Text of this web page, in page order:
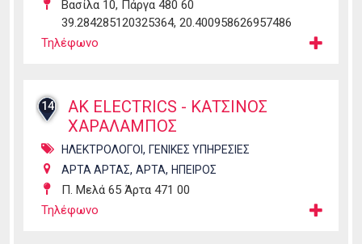
Βασίλα 10, Πάργα 480 60
39.284285120325364, 20.400958626957486
Τηλέφωνο
14
AK ELECTRICS - ΚΑΤΣΙΝΟΣ
ΧΑΡΑΛΑΜΠΟΣ
ΗΛΕΚΤΡΟΛΟΓΟΙ , ΓΕΝΙΚΕΣ ΥΠΗΡΕΣΙΕΣ
ΑΡΤΑ ΑΡΤΑΣ, ΑΡΤΑ, ΗΠΕΙΡΟΣ
Π. Μελά 65 Άρτα 471 00
Τηλέφωνο